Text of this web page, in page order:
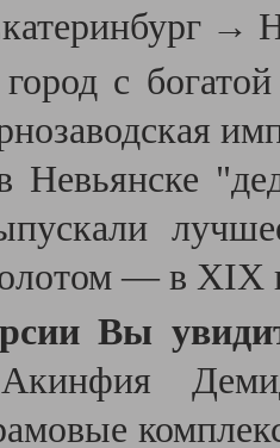
→
с богатой
Невьянске
— в XIX
Вы